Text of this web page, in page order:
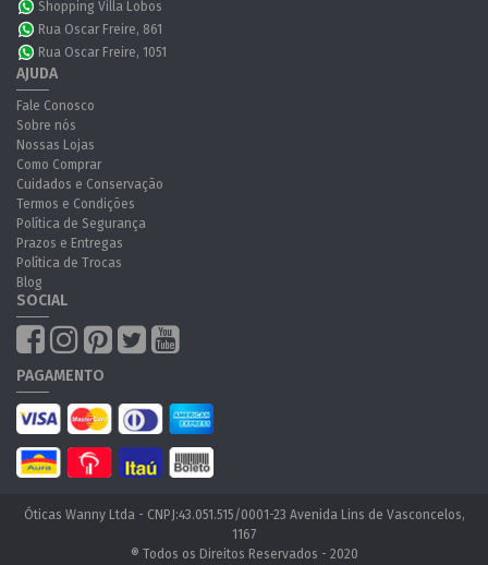
Shopping Villa Lobos
Rua Oscar Freire, 861
Rua Oscar Freire, 1051
AJUDA
Fale Conosco
Sobre nós
Nossas Lojas
Como Comprar
Cuidados e Conservação
Termos e Condições
Política de Segurança
Prazos e Entregas
Política de Trocas
Blog
SOCIAL
PAGAMENTO
Óticas Wanny Ltda - CNPJ:43.051.515/0001-23 Avenida Lins de Vasconcelos,
1167
® Todos os Direitos Reservados - 2020